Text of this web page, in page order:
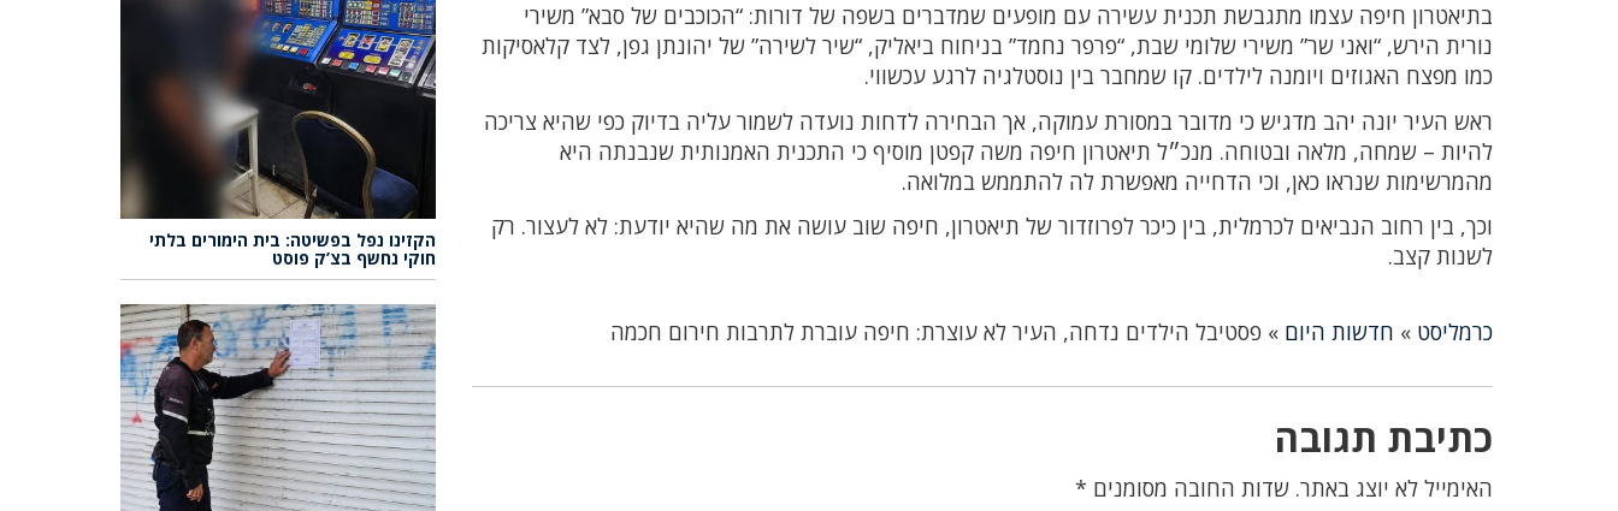
בתיאטרון חיפה עצמו מתגבשת תכנית עשירה עם מופעים שמדברים בשפה של דורות: “הכוכבים של סבא” משירי
נורית הירש, “ואני שר” משירי שלומי שבת, “פרפר נחמד” בניחוח ביאליק, “שיר לשירה” של יהונתן גפן, לצד קלאסיקות
כמו מפצח האגוזים ויומנה לילדים. קו שמחבר בין נוסטלגיה לרגע עכשווי.
ראש העיר יונה יהב מדגיש כי מדובר במסורת עמוקה, אך הבחירה לדחות נועדה לשמור עליה בדיוק כפי שהיא צריכה
להיות – שמחה, מלאה ובטוחה. מנכ״ל תיאטרון חיפה משה קפטן מוסיף כי התכנית האמנותית שנבנתה היא
מהמרשימות שנראו כאן, וכי הדחייה מאפשרת לה להתממש במלואה.
וכך, בין רחוב הנביאים לכרמלית, בין כיכר לפרוזדור של תיאטרון, חיפה שוב עושה את מה שהיא יודעת: לא לעצור. רק
לשנות קצב.
כרמליסט » חדשות היום »פסטיבל הילדים נדחה, העיר לא עוצרת: חיפה עוברת לתרבות חירום חכמה
כתיבת תגובה
האימייל לא יוצג באתר. שדות החובה מסומנים *
הקזינו נפל בפשיטה: בית הימורים בלתי
חוקי נחשף בצ’ק פוסט